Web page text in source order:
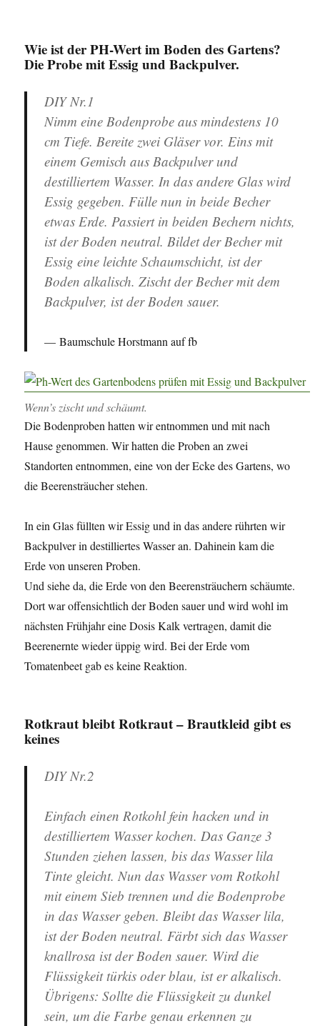
Wie ist der PH-Wert im Boden des Gartens?
Die Probe mit Essig und Backpulver.
DIY Nr.1
Nimm eine Bodenprobe aus mindestens 10
cm Tiefe. Bereite zwei Gläser vor. Eins mit
einem Gemisch aus Backpulver und
destilliertem Wasser. In das andere Glas wird
Essig gegeben. Fülle nun in beide Becher
etwas Erde. Passiert in beiden Bechern nichts,
ist der Boden neutral. Bildet der Becher mit
Essig eine leichte Schaumschicht, ist der
Boden alkalisch. Zischt der Becher mit dem
Backpulver, ist der Boden sauer.
Baumschule Horstmann auf fb
Wenn’s zischt und schäumt.
Die Bodenproben hatten wir entnommen und mit nach
Hause genommen. Wir hatten die Proben an zwei
Standorten entnommen, eine von der Ecke des Gartens, wo
die Beerensträucher stehen.
In ein Glas füllten wir Essig und in das andere rührten wir
Backpulver in destilliertes Wasser an. Dahinein kam die
Erde von unseren Proben.
Und siehe da, die Erde von den Beerensträuchern schäumte.
Dort war offensichtlich der Boden sauer und wird wohl im
nächsten Frühjahr eine Dosis Kalk vertragen, damit die
Beerenernte wieder üppig wird. Bei der Erde vom
Tomatenbeet gab es keine Reaktion.
Rotkraut bleibt Rotkraut – Brautkleid gibt es
keines
DIY Nr.2
Einfach einen Rotkohl fein hacken und in
destilliertem Wasser kochen. Das Ganze 3
Stunden ziehen lassen, bis das Wasser lila
Tinte gleicht. Nun das Wasser vom Rotkohl
mit einem Sieb trennen und die Bodenprobe
in das Wasser geben. Bleibt das Wasser lila,
ist der Boden neutral. Färbt sich das Wasser
knallrosa ist der Boden sauer. Wird die
Flüssigkeit türkis oder blau, ist er alkalisch.
Übrigens: Sollte die Flüssigkeit zu dunkel
sein, um die Farbe genau erkennen zu